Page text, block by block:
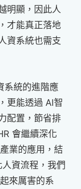
明顯，因此人
才能真正落地
資系統也需支
系統的進階應
更能透過 AI智
配置，節省排
會繼續深化
業的應用，結
資流程，我們
來厲害的系